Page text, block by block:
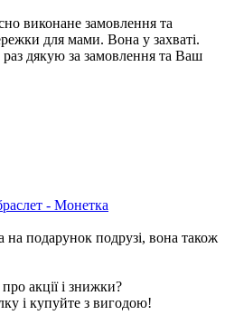
виконане замовлення та
для мами. Вона у захваті.
дякую за замовлення та Ваш
- Монетка
на подарунок подрузі, вона також
акції і знижки?
і купуйте з вигодою!